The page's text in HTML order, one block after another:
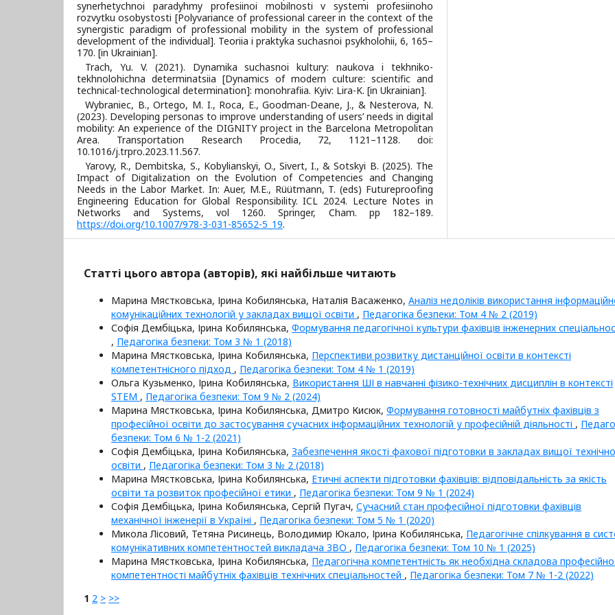
synerhetychnoi paradyhmy profesiinoi mobilnosti v systemi profesiinoho
rozvytku osobystosti [Polyvariance of professional career in the context of the
synergistic paradigm of professional mobility in the system of professional
development of the individual]. Teoriia i praktyka suchasnoi psykholohii, 6, 165–
170. [in Ukrainian].
Trach, Yu. V. (2021). Dynamika suchasnoi kultury: naukova i tekhniko-
tekhnolohichna determinatsiia [Dynamics of modern culture: scientific and
technical-technological determination]: monohrafiia. Kyiv: Lira-K. [in Ukrainian].
Wybraniec, B., Ortego, M. I., Roca, E., Goodman-Deane, J., & Nesterova, N.
(2023). Developing personas to improve understanding of users’ needs in digital
mobility: An experience of the DIGNITY project in the Barcelona Metropolitan
Area. Transportation Research Procedia, 72, 1121–1128. doi:
10.1016/j.trpro.2023.11.567.
Yarovy, R., Dembitska, S., Kobylianskyi, O., Sivert, I., & Sotskyi B. (2025). The
Impact of Digitalization on the Evolution of Competencies and Changing
Needs in the Labor Market. In: Auer, M.E., Rüütmann, T. (eds) Futureproofing
Engineering Education for Global Responsibility. ICL 2024. Lecture Notes in
Networks and Systems, vol 1260. Springer, Cham. pp 182–189.
https://doi.org/10.1007/978-3-031-85652-5_19.
Статті цього автора (авторів), які найбільше читають
Марина Мястковська, Ірина Кобилянська, Наталія Васаженко, Аналіз недоліків використання
комунікаційних технологій у закладах вищої освіти , Педагогіка безпеки: Том 4 № 2 (2019)
Софія Дембіцька, Ірина Кобилянська, Формування педагогічної культури фахівців інженерних
, Педагогіка безпеки: Том 3 № 1 (2018)
Марина Мястковська, Ірина Кобилянська, Перспективи розвитку дистанційної освіти в контексті
компетентнісного підход , Педагогіка безпеки: Том 4 № 1 (2019)
Ольга Кузьменко, Ірина Кобилянська, Використання ШІ в навчанні фізико-технічних дисциплін в контексті
STEM , Педагогіка безпеки: Том 9 № 2 (2024)
Марина Мястковська, Ірина Кобилянська, Дмитро Кисюк, Формування готовності майбутніх фахівців з
професійної освіти до застосування сучасних інформаційних технологій у професійній діяльності ,
безпеки: Том 6 № 1-2 (2021)
Софія Дембіцька, Ірина Кобилянська, Забезпечення якості фахової підготовки в закладах вищої
освіти , Педагогіка безпеки: Том 3 № 2 (2018)
Марина Мястковська, Ірина Кобилянська, Етичні аспекти підготовки фахівців: відповідальність за якість
освіти та розвиток професійної етики , Педагогіка безпеки: Том 9 № 1 (2024)
Софія Дембіцька, Ірина Кобилянська, Сергій Пугач, Сучасний стан професійної підготовки фахівців
механічної інженерії в Україні , Педагогіка безпеки: Том 5 № 1 (2020)
Микола Лісовий, Тетяна Рисинець, Володимир Юкало, Ірина Кобилянська, Педагогічне спілкування в
комунікативних компетентностей викладача ЗВО , Педагогіка безпеки: Том 10 № 1 (2025)
Марина Мястковська, Ірина Кобилянська, Педагогічна компетентність як необхідна складова
компетентності майбутніх фахівців технічних спеціальностей , Педагогіка безпеки: Том 7 № 1-2 (2022)
1 2 > >>